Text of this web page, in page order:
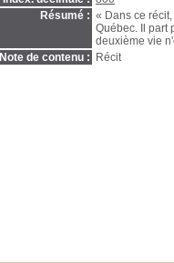
Résumé : « Dans ce
Québec. Il part
deuxième vie
Note de contenu :
Récit